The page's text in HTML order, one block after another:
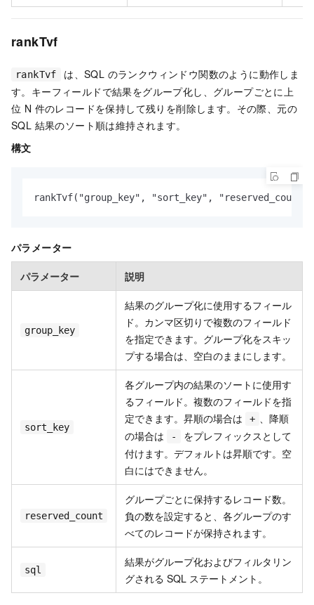
rankTvf
rankTvf
は、SQL のランクウィンドウ関数のように動作しま
す。キーフィールドで結果をグループ化し、グループごとに上
位 N 件のレコードを保持して残りを削除します。その際、元の
SQL 結果のソート順は維持されます。
構文
rankTvf("group_key", "sort_key",
パラメーター
パラメーター 説明
group_key
結果のグループ化に使用するフィール
ド。カンマ区切りで複数のフィールド
を指定できます。グループ化をスキッ
プする場合は、空白のままにします。
sort_key
各グループ内の結果のソートに使用す
るフィールド。複数のフィールドを指
定できます。昇順の場合は
+ 、降順
の場合は
-
をプレフィックスとして
付けます。デフォルトは昇順です。空
白にはできません。
reserved_count
グループごとに保持するレコード数。
負の数を設定すると、各グループのす
べてのレコードが保持されます。
sql
結果がグループ化およびフィルタリン
グされる SQL ステートメント。